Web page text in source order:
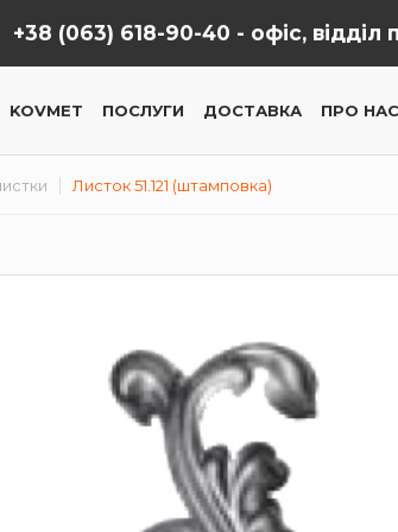
+38 (063) 618-90-40 - офіс,
KOVMET ПОСЛУГИ ДОСТАВКА ПРО НАС
Листок 51.121 (штамповка)